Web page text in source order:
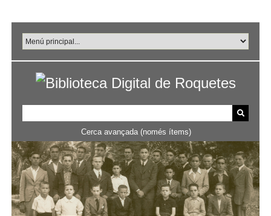
principal
Cerca avançada (només ítems)